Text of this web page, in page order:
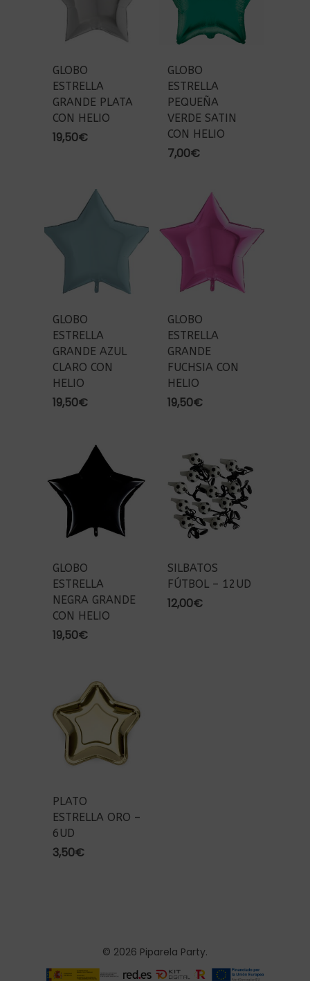
GLOBO
ESTRELLA
GRANDE PLATA
CON HELIO
19,50€
GLOBO
ESTRELLA
PEQUEÑA
VERDE SATIN
CON HELIO
7,00€
GLOBO
ESTRELLA
GRANDE AZUL
CLARO CON
HELIO
19,50€
GLOBO
ESTRELLA
GRANDE
FUCHSIA CON
HELIO
19,50€
GLOBO
ESTRELLA
NEGRA GRANDE
CON HELIO
19,50€
SILBATOS
FÚTBOL – 12UD
12,00€
PLATO
ESTRELLA ORO –
6UD
3,50€
© 2026 Piparela Party.